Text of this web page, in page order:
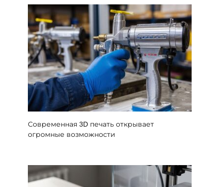
Современная 3D печать открывает
огромные возможности